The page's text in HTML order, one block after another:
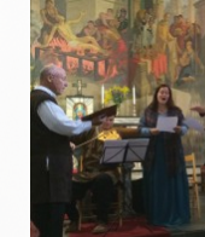
Coiffe pour dames
Fabrication de pinceaux
LIENS
Liens utiles
Liens des amis